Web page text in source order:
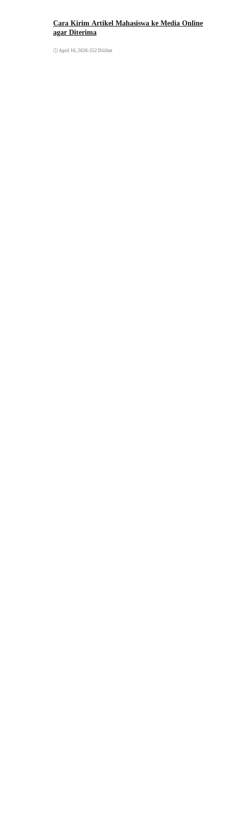
Cara Kirim Artikel Mahasiswa ke Media Online
agar Diterima
April 16, 2026•252 Dilihat